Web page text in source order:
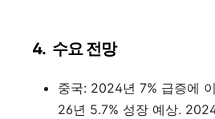
4. 수요 전망
중국: 2024년 7% 급증에
26년 5.7% 성장 예상.